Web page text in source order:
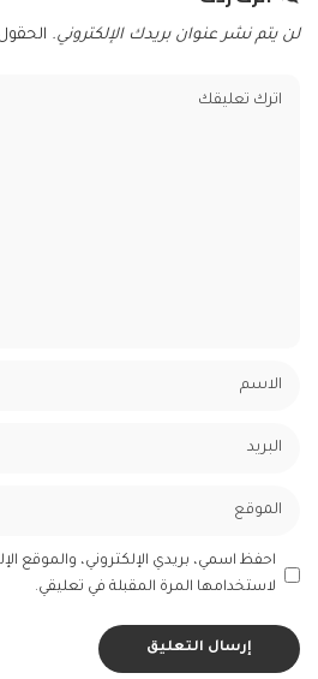
لن يتم نشر عنوان بريدك الإلكتروني.
احفظ اسمي، بريدي الإلكتروني، والموقع
لاستخدامها المرة المقبلة في تعليقي.